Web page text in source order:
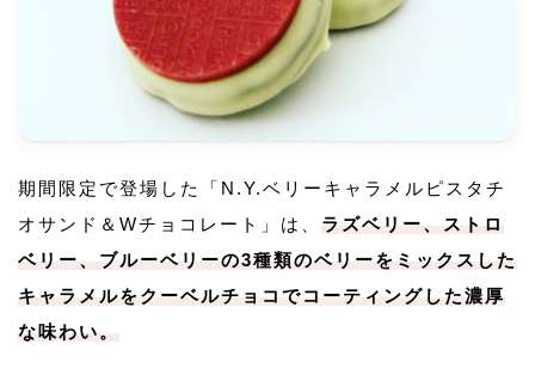
期間限定で登場した「N.Y.ベリーキャラメルピスタチ
オサンド＆Wチョコレート」は、 ラズベリー、ストロ
ベリー、ブルーベリーの3種類のベリーをミックスした
キャラメルをクーベルチョコでコーティングした濃厚
な味わい。